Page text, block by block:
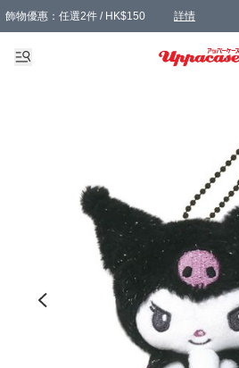
飾物優惠：任選2件 / HK$150 詳情
髮飾優惠：任選2件 / HK$100 詳情
精選襪子優惠：任選3對 / HK$115 詳情
滿額免運：本地訂單滿港幣350元可享免運費優惠